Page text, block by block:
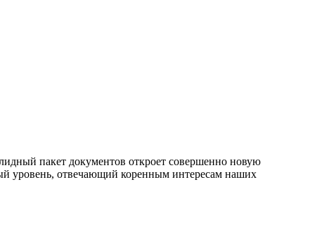
пакет документов откроет совершенно новую
уровень, отвечающий коренным интересам наших